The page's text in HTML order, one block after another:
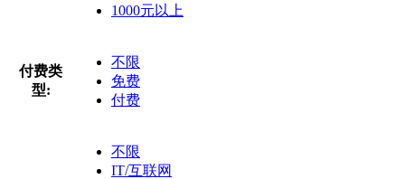
1000元以上
付费类
型:
不限
免费
付费
不限
IT/互联网